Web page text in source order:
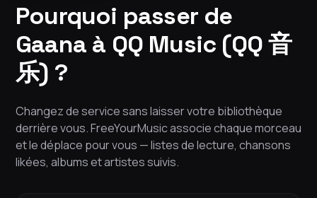
Pourquoi passer de
Gaana à QQ Music (QQ 音
乐) ?
Changez de service sans laisser votre bibliothèque
derrière vous. FreeYourMusic associe chaque morceau
et le déplace pour vous — listes de lecture, chansons
likées, albums et artistes suivis.